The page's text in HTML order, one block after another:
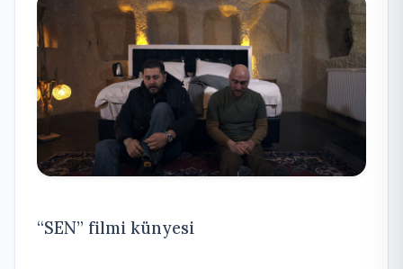
“SEN” filmi künyesi